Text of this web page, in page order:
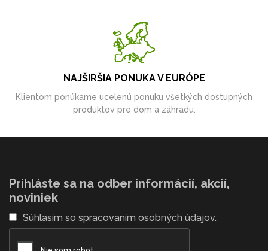
NAJŠIRŠIA PONUKA V EURÓPE
Klientom ponúkame ucelenú ponuku všetkých dostupných
produktov pre dom a záhradu.
Prihláste sa na odber informácií, akcií,
noviniek
Súhlasím so spracovaním osobných údajov.